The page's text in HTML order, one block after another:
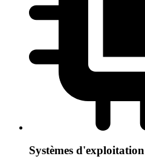
Systèmes d'exploitation